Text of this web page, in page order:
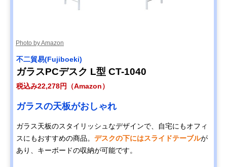
Photo by Amazon
不二貿易(Fujiboeki)
ガラスPCデスク L型 CT-1040
税込み22,278円（Amazon）
ガラスの天板がおしゃれ
ガラス天板のスタイリッシュなデザインで、自宅にもオフィ
スにもおすすめの商品。 デスクの下にはスライドテーブルが
あり、キーボードの収納が可能です。